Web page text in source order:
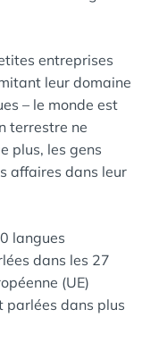
entreprises
leur domaine
– le monde est
terrestre ne
plus, les gens
affaires dans leur
langues
dans les 27
(UE)
parlées dans plus